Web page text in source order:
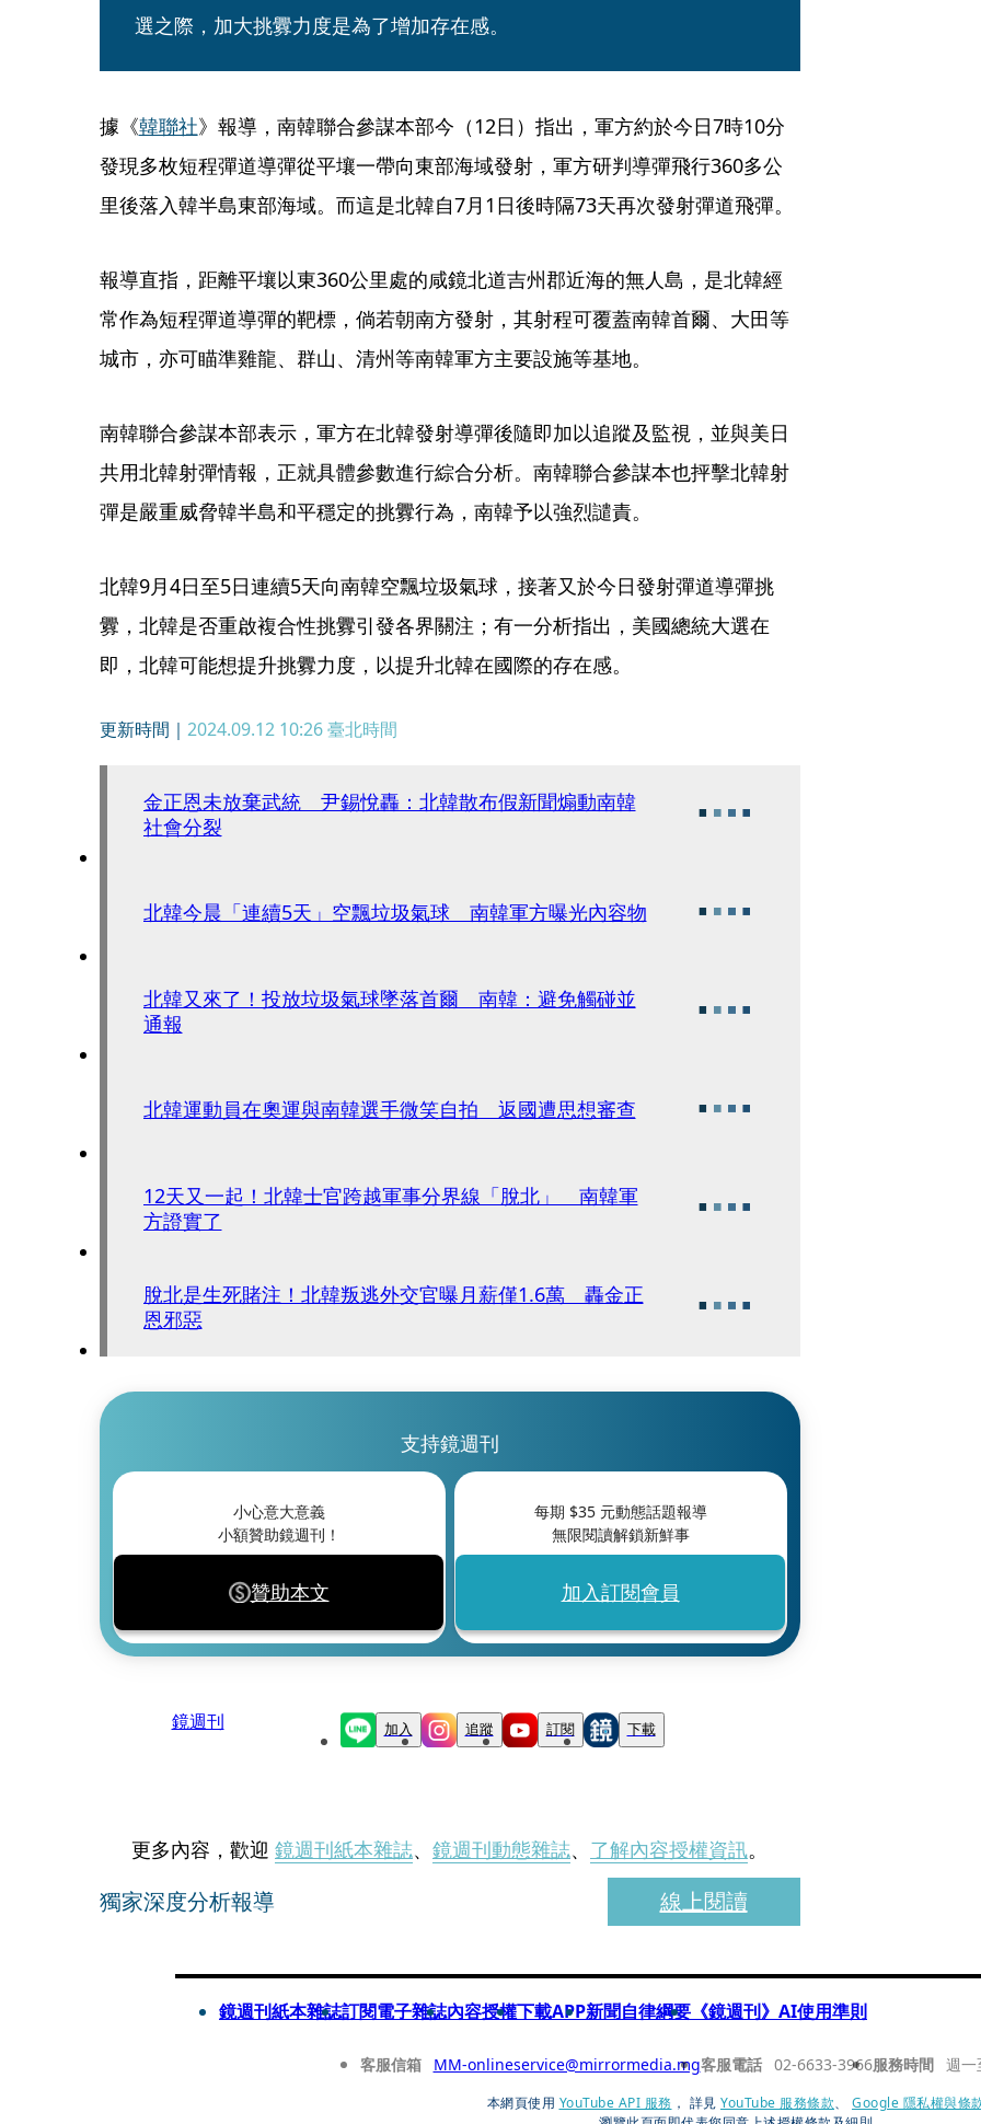
選之際，加大挑釁力度是為了增加存在感。
據《韓聯社》報導，南韓聯合參謀本部今（12日）指出，軍方約於今日7時10分
發現多枚短程彈道導彈從平壤一帶向東部海域發射，軍方研判導彈飛行360多公
里後落入韓半島東部海域。而這是北韓自7月1日後時隔73天再次發射彈道飛彈。
報導直指，距離平壤以東360公里處的咸鏡北道吉州郡近海的無人島，是北韓經
常作為短程彈道導彈的靶標，倘若朝南方發射，其射程可覆蓋南韓首爾、大田等
城市，亦可瞄準雞龍、群山、清州等南韓軍方主要設施等基地。
南韓聯合參謀本部表示，軍方在北韓發射導彈後隨即加以追蹤及監視，並與美日
共用北韓射彈情報，正就具體參數進行綜合分析。南韓聯合參謀本也抨擊北韓射
彈是嚴重威脅韓半島和平穩定的挑釁行為，南韓予以強烈譴責。
北韓9月4日至5日連續5天向南韓空飄垃圾氣球，接著又於今日發射彈道導彈挑
釁，北韓是否重啟複合性挑釁引發各界關注；有一分析指出，美國總統大選在
即，北韓可能想提升挑釁力度，以提升北韓在國際的存在感。
更新時間｜ 2024.09.12 10:26臺北時間
金正恩未放棄武統 尹錫悅轟：北韓散布假新聞煽動南韓
社會分裂
北韓今晨「連續5天」空飄垃圾氣球 南韓軍方曝光內容物
北韓又來了！投放垃圾氣球墜落首爾 南韓：避免觸碰並
通報
北韓運動員在奧運與南韓選手微笑自拍 返國遭思想審查
12天又一起！北韓士官跨越軍事分界線「脫北」 南韓軍
方證實了
脫北是生死賭注！北韓叛逃外交官曝月薪僅1.6萬 轟金正
恩邪惡
支持鏡週刊
小心意大意義
小額贊助鏡週刊！
贊助本文
每期 $35元動態話題報導
無限閱讀解鎖新鮮事
加入訂閱會員
鏡週刊 加入 追蹤 訂閱 下載
更多內容，歡迎 鏡週刊紙本雜誌、 鏡週刊動態雜誌、 了解內容授權資訊。
獨家深度分析報導 線上閱讀
鏡週刊紙本雜誌訂閱電子雜誌內容授權下載APP新聞自律綱要 《鏡週刊》AI使用準則
客服信箱 MM-onlineservice@mirrormedia.mg客服電話 02-6633-3966服務時間 週一
本網頁使用 YouTube API 服務 ， 詳見 YouTube 服務條款、
Google 隱私權與條